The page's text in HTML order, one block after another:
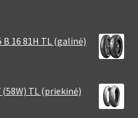
16 81H TL (galinė)
(58W) TL (priekinė)